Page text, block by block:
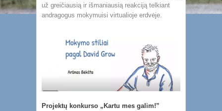
už greičiausią ir išmaniausią reakciją telkiant
andragogus mokymuisi virtualioje erdvėje.
Projektų konkurso „Kartu mes galim!”